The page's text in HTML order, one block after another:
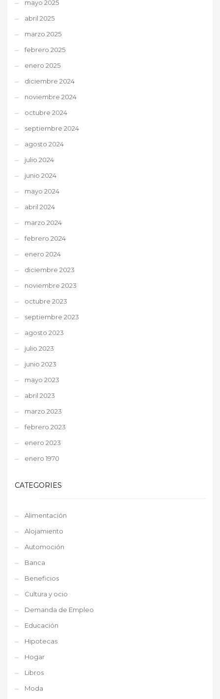
mayo 2025
abril 2025
marzo 2025
febrero 2025
enero 2025
diciembre 2024
noviembre 2024
octubre 2024
septiembre 2024
agosto 2024
julio 2024
junio 2024
mayo 2024
abril 2024
marzo 2024
febrero 2024
enero 2024
diciembre 2023
noviembre 2023
octubre 2023
septiembre 2023
agosto 2023
julio 2023
junio 2023
mayo 2023
abril 2023
marzo 2023
febrero 2023
enero 2023
enero 1970
CATEGORIES
Alimentación
Alojamiento
Automoción
Banca
Beneficios
Cultura y ocio
Demanda de Empleo
Educación
Hipotecas
Hogar
Libros
Moda